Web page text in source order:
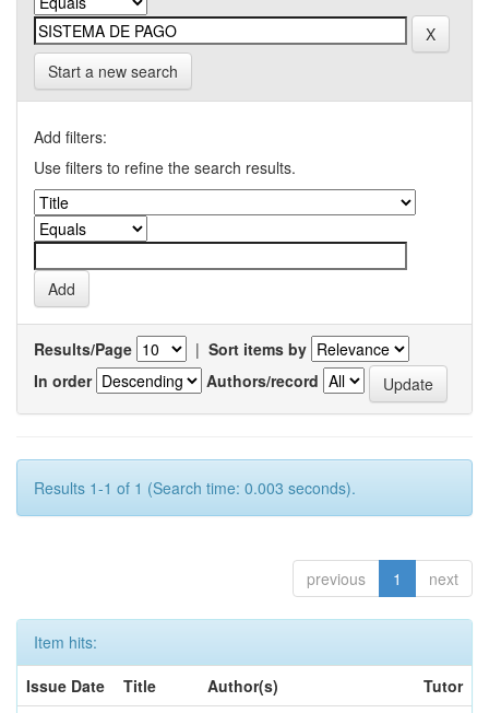
Start a new search
Add filters:
Use filters to refine the search results.
Results/Page | Sort items by
In order
Authors/record
Results 1-1 of 1 (Search time: 0.003 seconds).
previous 1 next
Item hits:
Issue Date
Title Author(s)
Tutor